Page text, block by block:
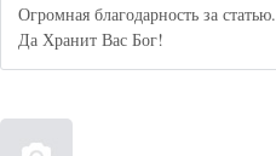
Огромная благодарность за статью.
Да Хранит Вас Бог!